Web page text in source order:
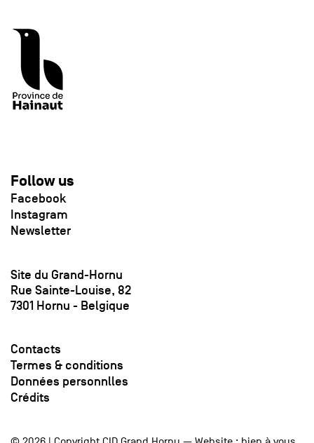
Follow us
Facebook
Instagram
Newsletter
Site du Grand-Hornu
Rue Sainte-Louise, 82
7301 Hornu - Belgique
Contacts
Termes & conditions
Données personnlles
Crédits